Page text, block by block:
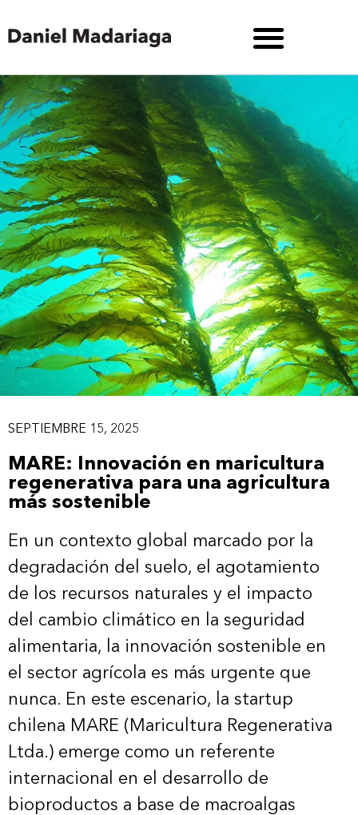
SEPTIEMBRE 15, 2025
MARE: Innovación en maricultura
regenerativa para una agricultura
más sostenible
En un contexto global marcado por la
degradación del suelo, el agotamiento
de los recursos naturales y el impacto
del cambio climático en la seguridad
alimentaria, la innovación sostenible en
el sector agrícola es más urgente que
nunca. En este escenario, la startup
chilena MARE (Maricultura Regenerativa
Ltda.) emerge como un referente
internacional en el desarrollo de
bioproductos a base de macroalgas